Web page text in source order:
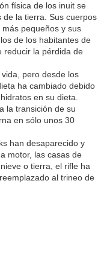
física de los inuit se
de la tierra. Sus cuerpos
pequeños y sus
de los habitantes de
reducir la pérdida de
pero desde los
ha cambiado debido
en su dieta.
la transición de su
en sólo unos 30
han desaparecido y
motor, las casas de
o tierra, el rifle ha
al trineo de